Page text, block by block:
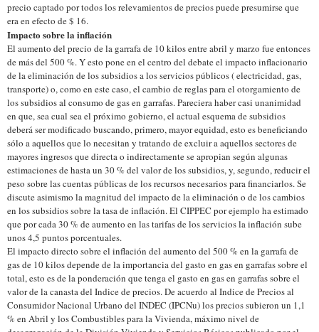
precio captado por todos los relevamientos de precios puede presumirse que
era en efecto de $ 16.
Impacto sobre la inflación
El aumento del precio de la garrafa de 10 kilos entre abril y marzo fue entonces
de más del 500 %. Y esto pone en el centro del debate el impacto inflacionario
de la eliminación de los subsidios a los servicios públicos ( electricidad, gas,
transporte) o, como en este caso, el cambio de reglas para el otorgamiento de
los subsidios al consumo de gas en garrafas. Pareciera haber casi unanimidad
en que, sea cual sea el próximo gobierno, el actual esquema de subsidios
deberá ser modificado buscando, primero, mayor equidad, esto es beneficiando
sólo a aquellos que lo necesitan y tratando de excluir a aquellos sectores de
mayores ingresos que directa o indirectamente se apropian según algunas
estimaciones de hasta un 30 % del valor de los subsidios, y, segundo, reducir el
peso sobre las cuentas públicas de los recursos necesarios para financiarlos. Se
discute asimismo la magnitud del impacto de la eliminación o de los cambios
en los subsidios sobre la tasa de inflación. El CIPPEC por ejemplo ha estimado
que por cada 30 % de aumento en las tarifas de los servicios la inflación sube
unos 4,5 puntos porcentuales.
El impacto directo sobre el inflación del aumento del 500 % en la garrafa de
gas de 10 kilos depende de la importancia del gasto en gas en garrafas sobre el
total, esto es de la ponderación que tenga el gasto en gas en garrafas sobre el
valor de la canasta del Indice de precios. De acuerdo al Indice de Precios al
Consumidor Nacional Urbano del INDEC (IPCNu) los precios subieron un 1,1
% en Abril y los Combustibles para la Vivienda, máximo nivel de